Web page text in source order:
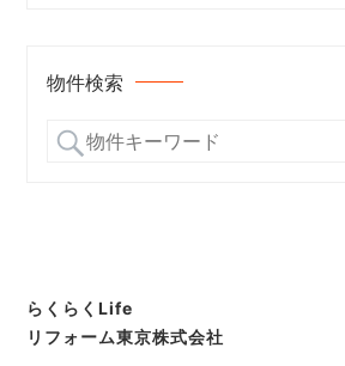
物件検索
らくらくLife
リフォーム東京株式会社